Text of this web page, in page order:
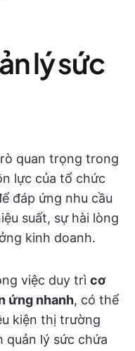
lý sức
quan trọng trong
lực của tổ chức
đáp ứng nhu cầu
suất, sự hài lòng
kinh doanh.
việc duy trì cơ
ứng nhanh, có thể
kiện thị trường
quản lý sức chứa